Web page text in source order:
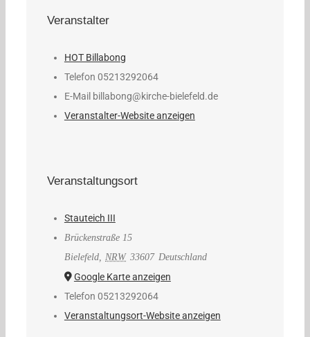
Veranstalter
HOT Billabong
Telefon 05213292064
E-Mail billabong@kirche-bielefeld.de
Veranstalter-Website anzeigen
Veranstaltungsort
Stauteich III
Brückenstraße 15
Bielefeld, NRW 33607 Deutschland
Google Karte anzeigen
Telefon 05213292064
Veranstaltungsort-Website anzeigen